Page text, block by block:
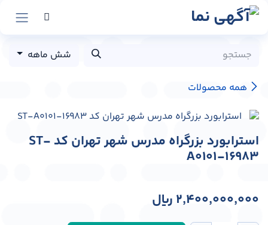
پرش به محتوا
همه محصولات
شش ماهه
استرابورد بزرگراه مدرس شهر تهران کد ST-
A0101-16983
2,400,000,000 ﷼